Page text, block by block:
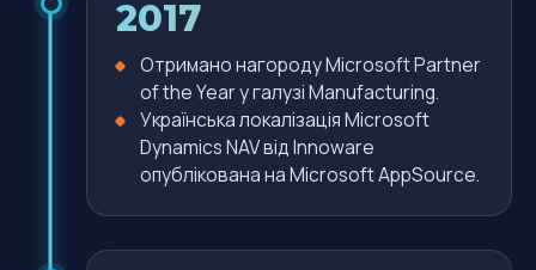
2017
Отримано нагороду Microsoft Partner
of the Year у галузі Manufacturing.
Українська локалізація Microsoft
Dynamics NAV від Innoware
опублікована на Microsoft AppSource.